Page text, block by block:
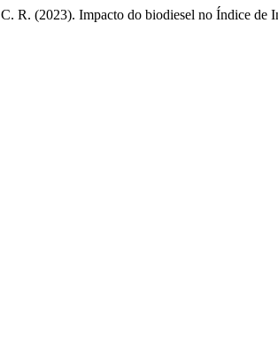
R. (2023). Impacto do biodiesel no Índice de